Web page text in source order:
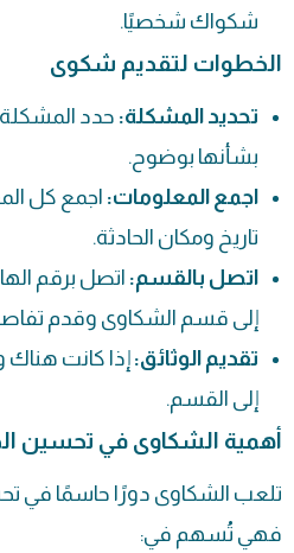
شكواك شخصيًا.
الخطوات لتقديم شكوى
تحديد المشكلة: حدد
بشأنها بوضوح.
اجمع المعلومات: اجمع كل
تاريخ ومكان الحادثة.
اتصل بالقسم: اتصل برقم
إلى قسم الشكاوى وقدم
تقديم الوثائق: إذا كانت
إلى القسم.
أهمية الشكاوى في تحسين
تلعب الشكاوى دورًا حاسمًا في
فهي تُسهم في: